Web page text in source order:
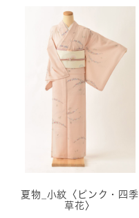
夏物_小紋〈ピンク・四季
草花〉